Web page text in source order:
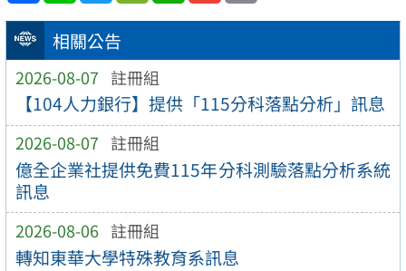
相關公告
2026-08-07 註冊組
【104人力銀行】提供「115分科落點分析」訊息
2026-08-07 註冊組
億全企業社提供免費115年分科測驗落點分析系統
訊息
2026-08-06 註冊組
轉知東華大學特殊教育系訊息